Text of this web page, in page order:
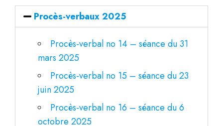
Procès-verbaux 2025
Procès-verbal no 14 – séance du 31
mars 2025
Procès-verbal no 15 – séance du 23
juin 2025
Procès-verbal no 16 – séance du 6
octobre 2025